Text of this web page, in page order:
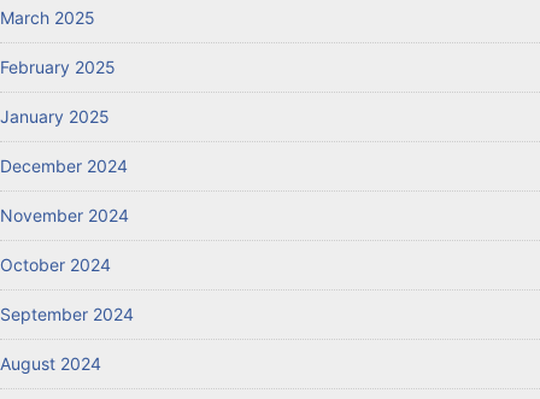
March 2025
February 2025
January 2025
December 2024
November 2024
October 2024
September 2024
August 2024